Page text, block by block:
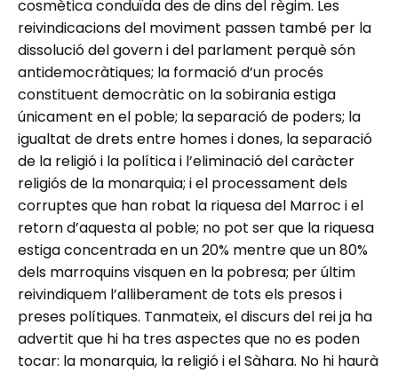
cosmètica conduïda des de dins del règim. Les
reivindicacions del moviment passen també per la
dissolució del govern i del parlament perquè són
antidemocràtiques; la formació d’un procés
constituent democràtic on la sobirania estiga
únicament en el poble; la separació de poders; la
igualtat de drets entre homes i dones, la separació
de la religió i la política i l’eliminació del caràcter
religiós de la monarquia; i el processament dels
corruptes que han robat la riquesa del Marroc i el
retorn d’aquesta al poble; no pot ser que la riquesa
estiga concentrada en un 20% mentre que un 80%
dels marroquins visquen en la pobresa; per últim
reivindiquem l’alliberament de tots els presos i
preses polítiques. Tanmateix, el discurs del rei ja ha
advertit que hi ha tres aspectes que no es poden
tocar: la monarquia, la religió i el Sàhara. No hi haurà